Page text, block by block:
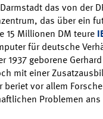
das von der
das über ein
15 Millionen DM teure
für deutsche
1937 geborene
mit einer
beriet vor allem
Problemen ans